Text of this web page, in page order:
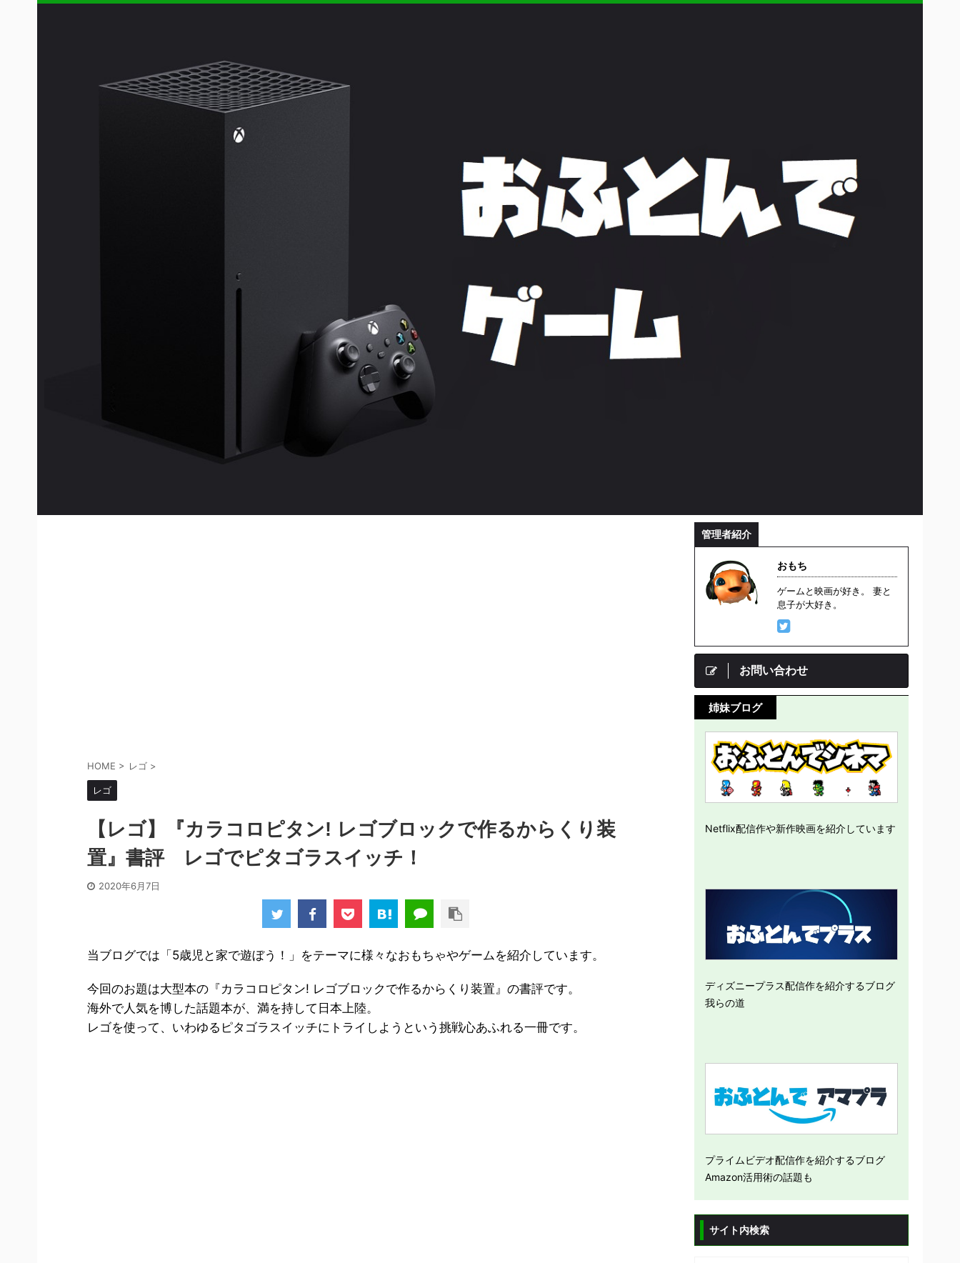
HOME > レゴ >
レゴ
【レゴ】『カラコロピタン! レゴブロックで作るからくり装
置』書評 レゴでピタゴラスイッチ！
2020年6月7日
当ブログでは「5歳児と家で遊ぼう！」をテーマに様々なおもちゃやゲームを紹介しています。
今回のお題は大型本の『カラコロピタン! レゴブロックで作るからくり装置』の書評です。
海外で人気を博した話題本が、満を持して日本上陸。
レゴを使って、いわゆるピタゴラスイッチにトライしようという挑戦心あふれる一冊です。
管理者紹介
おもち
ゲームと映画が好き。 妻と
息子が大好き。
お問い合わせ
姉妹ブログ
Netflix配信作や新作映画を紹介しています
ディズニープラス配信作を紹介するブログ
我らの道
プライムビデオ配信作を紹介するブログ
Amazon活用術の話題も
サイト内検索